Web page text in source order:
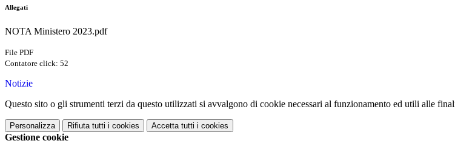
Allegati
NOTA Ministero 2023.pdf
File PDF
Contatore click: 52
Notizie
Questo sito o gli strumenti terzi da questo utilizzati si avvalgono di cookie necessari al funzionamento ed utili alle
Personalizza Rifiuta tutti i cookies Accetta tutti i cookies
Gestione cookie